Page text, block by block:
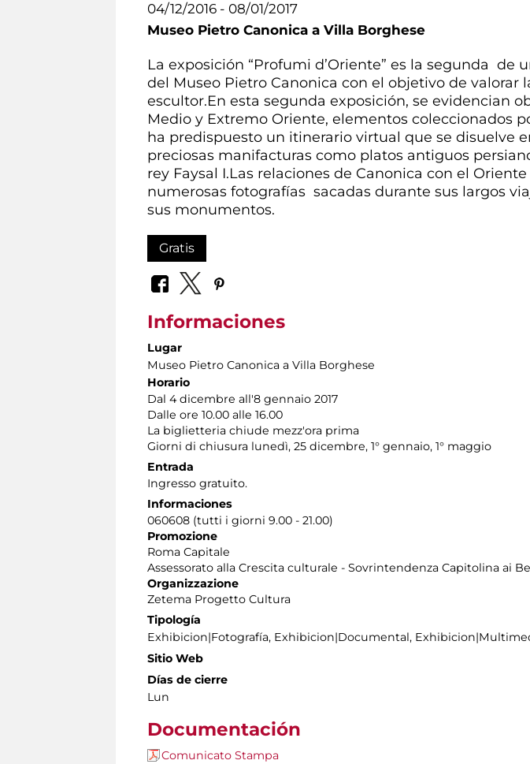
04/12/2016 - 08/01/2017
Museo Pietro Canonica a Villa Borghese
La exposición “Profumi d’Oriente” es la segunda de
del Museo Pietro Canonica con el objetivo de valorar
escultor.En esta segunda exposición, se evidencian
Medio y Extremo Oriente, elementos coleccionados
ha predispuesto un itinerario virtual que se disuelve
preciosas manifacturas como platos antiguos
rey Faysal I.Las relaciones de Canonica con el
numerosas fotografías sacadas durante sus largos
sus monumentos.
Gratis
Informaciones
Lugar
Museo Pietro Canonica a Villa Borghese
Horario
Dal 4 dicembre all'8 gennaio 2017
Dalle ore 10.00 alle 16.00
La biglietteria chiude mezz'ora prima
Giorni di chiusura lunedì, 25 dicembre, 1° gennaio, 1° maggio
Entrada
Ingresso gratuito.
Informaciones
060608 (tutti i giorni 9.00 - 21.00)
Promozione
Roma Capitale
Assessorato alla Crescita culturale - Sovrintendenza Capitolina ai
Organizzazione
Zetema Progetto Cultura
Tipología
Exhibicion|Fotografía, Exhibicion|Documental,
Sitio Web
Días de cierre
Lun
Documentación
Comunicato Stampa